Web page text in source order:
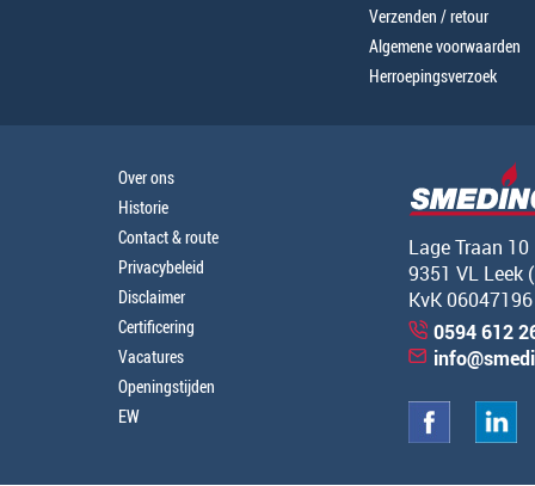
Verzenden / retour
Algemene voorwaarden
Herroepingsverzoek
Over ons
Historie
Contact & route
Privacybeleid
Disclaimer
Certificering
Vacatures
Openingstijden
EW
Lage Traan 10
9351 VL Leek
KvK 06047196
0594 612